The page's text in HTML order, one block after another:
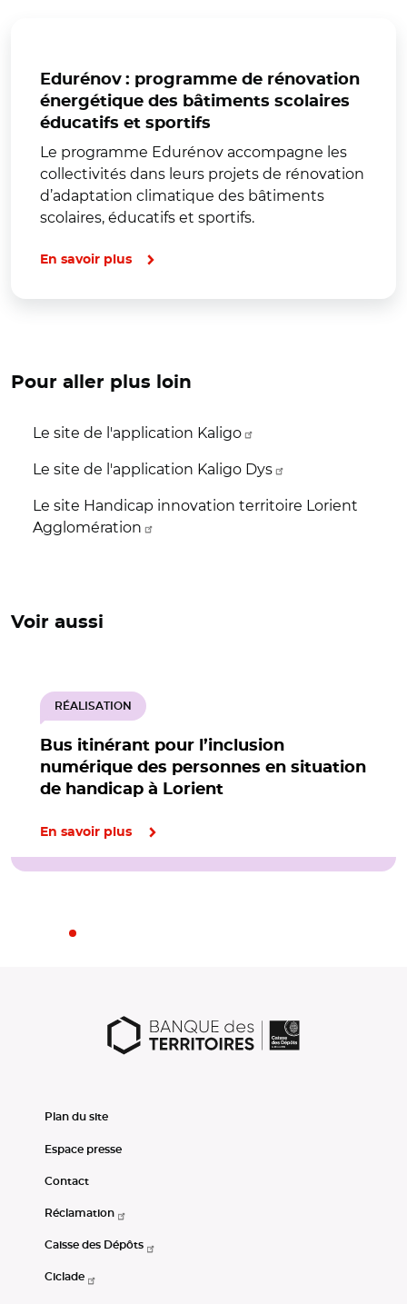
Edurénov : programme de rénovation
énergétique des bâtiments scolaires
éducatifs et sportifs
Le programme Edurénov accompagne les
collectivités dans leurs projets de rénovation
d’adaptation climatique des bâtiments
scolaires, éducatifs et sportifs.
En savoir plus
Pour aller plus loin
Le site de l'application Kaligo
Le site de l'application Kaligo Dys
Le site Handicap innovation territoire Lorient
Agglomération
Voir aussi
Bus itinérant pour l’inclusion
numérique des personnes en situation
de handicap à Lorient
RÉALISATION
En savoir plus
Plan du site
Espace presse
Contact
Réclamation
Caisse des Dépôts
Ciclade